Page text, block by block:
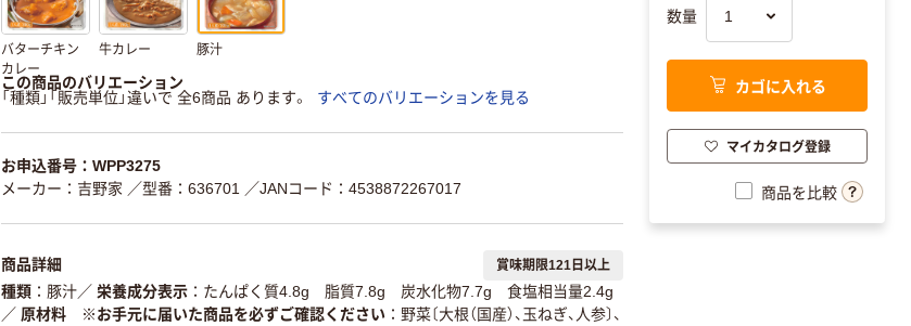
バターチキン
カレー
牛カレー 豚汁
この商品のバリエーション
「種類」「販売単位」違いで 全6商品 あります。
すべてのバリエーションを見る
お申込番号：WPP3275
メーカー：吉野家 ／型番：636701 ／JANコード：4538872267017
商品詳細 賞味期限121日以上
種類 豚汁／ 栄養成分表示
たんぱく質4.8g 脂質7.8g 炭水化物7.7g 食塩相当量2.4g
／ 原材料 ※お手元に届いた商品を必ずご確認ください
野菜〔大根（国産）、玉ねぎ、人参〕、
数量
カゴに入れる
マイカタログ登録
商品を比較